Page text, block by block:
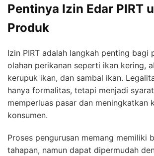
Pentinya Izin Edar PIRT
Produk
Izin PIRT adalah langkah penting bagi
olahan perikanan seperti ikan kering,
kerupuk ikan, dan sambal ikan.
hanya formalitas, tetapi menjadi
memperluas pasar dan meningkatkan
konsumen.
Proses pengurusan memang memiliki
tahapan, namun dapat dipermudah